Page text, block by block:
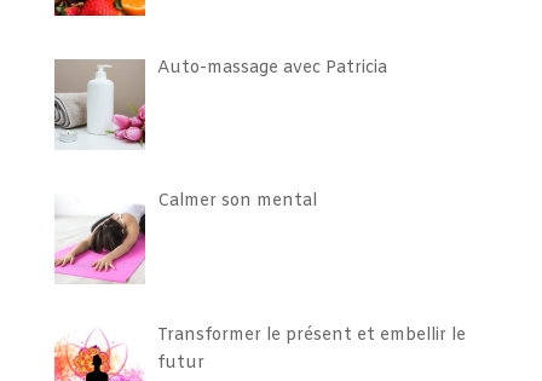
Auto-massage avec Patricia
Calmer son mental
Transformer le présent et embellir le
futur